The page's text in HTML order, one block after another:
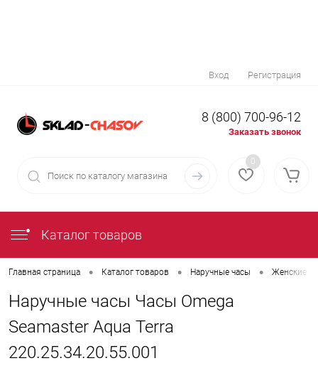
Вход Регистрация
8 (800) 700-96-12
Заказать звонок
0
Каталог товаров
Главная страница • Каталог товаров • Наручные часы • Женские
Наручные часы Часы Omega
Seamaster Aqua Terra
220.25.34.20.55.001